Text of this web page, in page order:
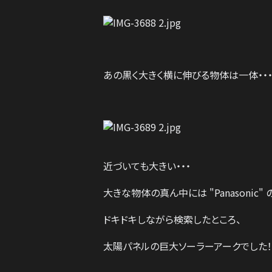
あの黒く大きく横に伸びる物体は一体・・・
近づいても大きい・・・
大きな物体の真ん中には "Panasonic"
ドキドキしながら検索したところ、
太陽パネルの巨大ソーラーアークでした！